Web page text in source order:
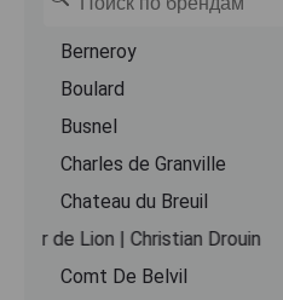
Berneroy
Boulard
Busnel
Charles de Granville
Chateau du Breuil
Coeur de Lion | Christian
Comt De Belvil